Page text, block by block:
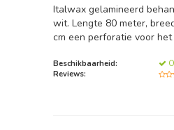
Italwax gelamineerd
wit. Lengte 80 meter,
cm een perforatie voor
Beschikbaarheid:
Reviews: